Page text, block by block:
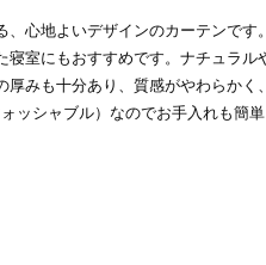
、心地よいデザインのカーテンです
寝室にもおすすめです。ナチュラル
厚みも十分あり、質感がやわらかく
ッシャブル）なのでお手入れも簡